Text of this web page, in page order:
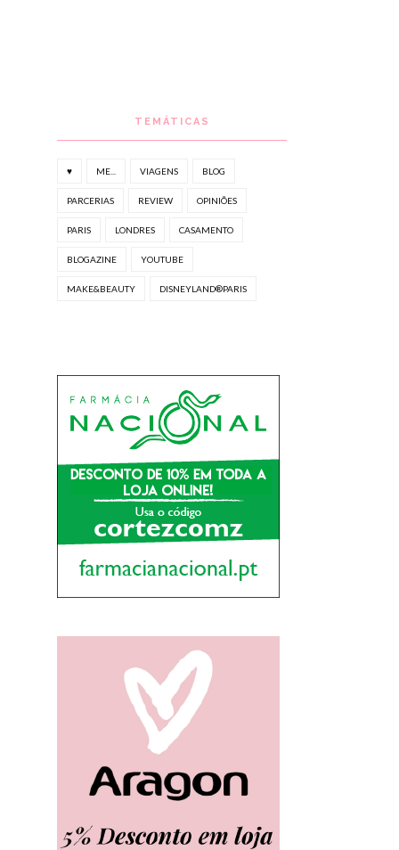
TEMÁTICAS
♥ ME... VIAGENS BLOG
PARCERIAS REVIEW OPINIÕES
PARIS LONDRES CASAMENTO
BLOGAZINE YOUTUBE
MAKE&BEAUTY DISNEYLAND®PARIS